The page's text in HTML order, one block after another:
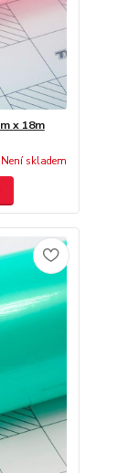
x 18m
Není skladem